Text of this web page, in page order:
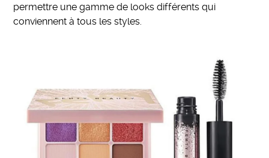
permettre une gamme de looks différents qui
conviennent à tous les styles.